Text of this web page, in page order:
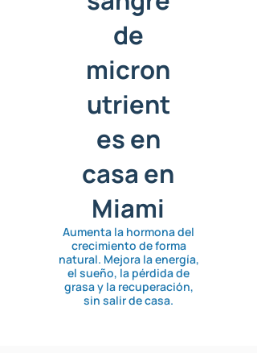
de
micron
utrient
es en
casa en
Miami
Aumenta la hormona del
crecimiento de forma
natural. Mejora la energía,
el sueño, la pérdida de
grasa y la recuperación,
sin salir de casa.